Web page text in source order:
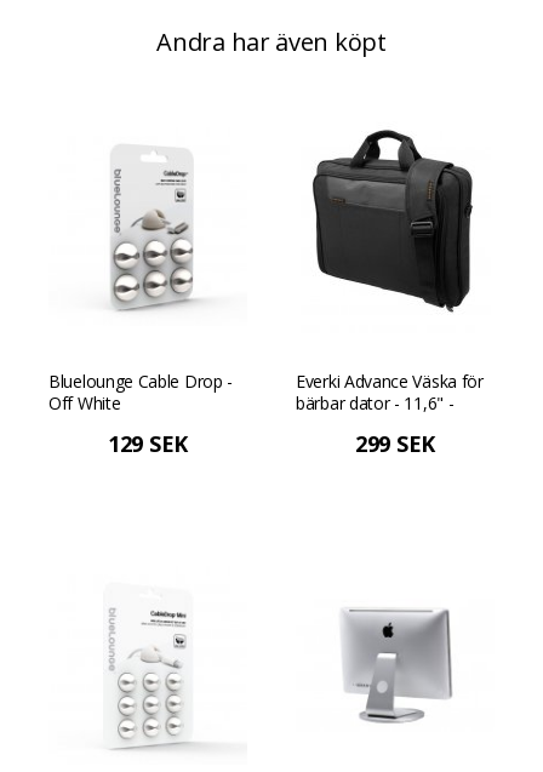
Andra har även köpt
Bluelounge Cable Drop -
Off White
129 SEK
Everki Advance Väska för
bärbar dator - 11,6" -
299 SEK